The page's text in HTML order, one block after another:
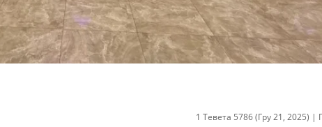
1 Тевета 5786 (Гру 21, 2025) |